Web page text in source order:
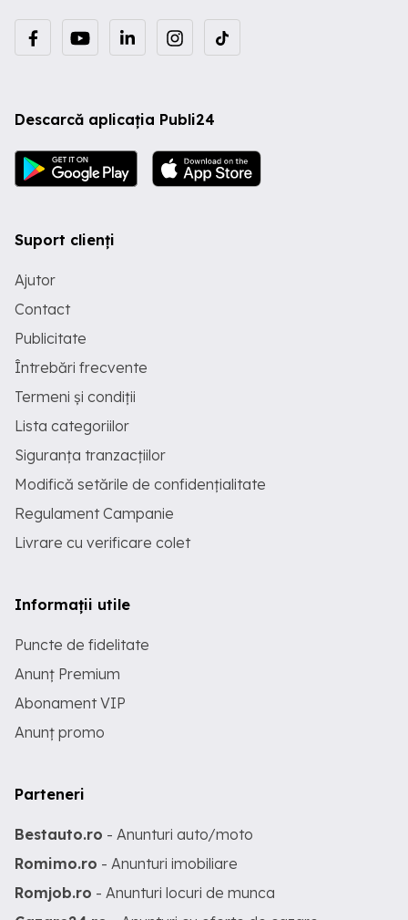
Descarcă aplicația Publi24
Suport clienți
Ajutor
Contact
Publicitate
Întrebări frecvente
Termeni și condiții
Lista categoriilor
Siguranța tranzacțiilor
Modifică setările de confidențialitate
Regulament Campanie
Livrare cu verificare colet
Informații utile
Puncte de fidelitate
Anunț Premium
Abonament VIP
Anunț promo
Parteneri
Bestauto.ro - Anunturi auto/moto
Romimo.ro - Anunturi imobiliare
Romjob.ro - Anunturi locuri de munca